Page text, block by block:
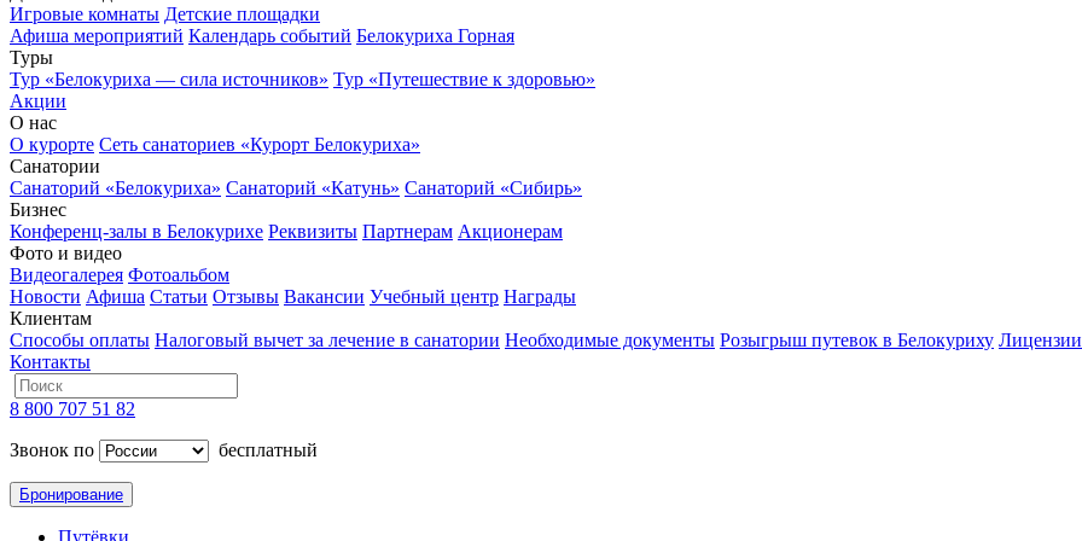
Игровые комнаты Детские площадки
Афиша мероприятий Календарь событий Белокуриха Горная
Туры
Тур «Белокуриха — сила источников» Тур «Путешествие к здоровью»
Акции
О нас
О курорте Сеть санаториев «Курорт Белокуриха»
Санатории
Санаторий «Белокуриха» Санаторий «Катунь» Санаторий «Сибирь»
Бизнес
Конференц-залы в Белокурихе Реквизиты Партнерам Акционерам
Фото и видео
Видеогалерея Фотоальбом
Новости Афиша Статьи Отзывы Вакансии Учебный центр Награды
Клиентам
Способы оплаты Налоговый вычет за лечение в санатории Необходимые документы Розыгрыш путевок в Белокуриху
Контакты
8 800 707 51 82
Звонок по
бесплатный
Бронирование
Путёвки